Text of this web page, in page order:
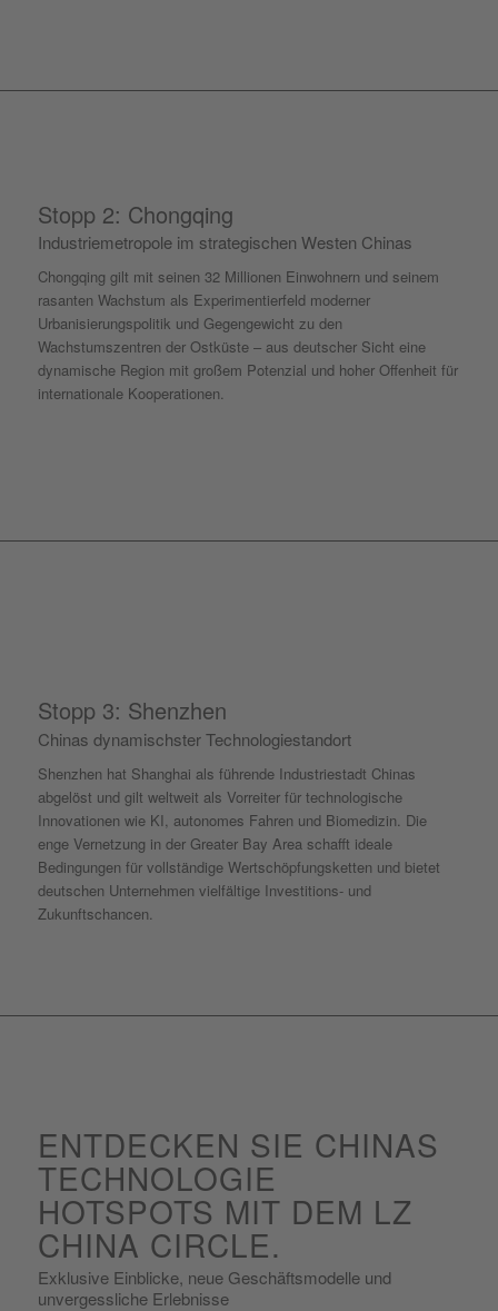
Stopp 2: Chongqing
Industriemetropole im strategischen Westen Chinas
Chongqing gilt mit seinen 32 Millionen Einwohnern und seinem
rasanten Wachstum als Experimentierfeld moderner
Urbanisierungspolitik und Gegengewicht zu den
Wachstumszentren der Ostküste – aus deutscher Sicht eine
dynamische Region mit großem Potenzial und hoher Offenheit für
internationale Kooperationen.
Stopp 3: Shenzhen
Chinas dynamischster Technologiestandort
Shenzhen hat Shanghai als führende Industriestadt Chinas
abgelöst und gilt weltweit als Vorreiter für technologische
Innovationen wie KI, autonomes Fahren und Biomedizin. Die
enge Vernetzung in der Greater Bay Area schafft ideale
Bedingungen für vollständige Wertschöpfungsketten und bietet
deutschen Unternehmen vielfältige Investitions- und
Zukunftschancen.
ENTDECKEN SIE CHINAS
TECHNOLOGIE
HOTSPOTS MIT DEM LZ
CHINA CIRCLE.
Exklusive Einblicke, neue Geschäftsmodelle und
unvergessliche Erlebnisse